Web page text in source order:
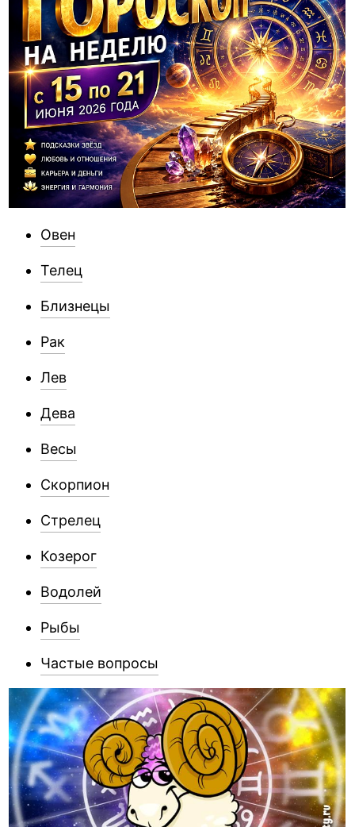
Овен
Телец
Близнецы
Рак
Лев
Дева
Весы
Скорпион
Стрелец
Козерог
Водолей
Рыбы
Частые вопросы